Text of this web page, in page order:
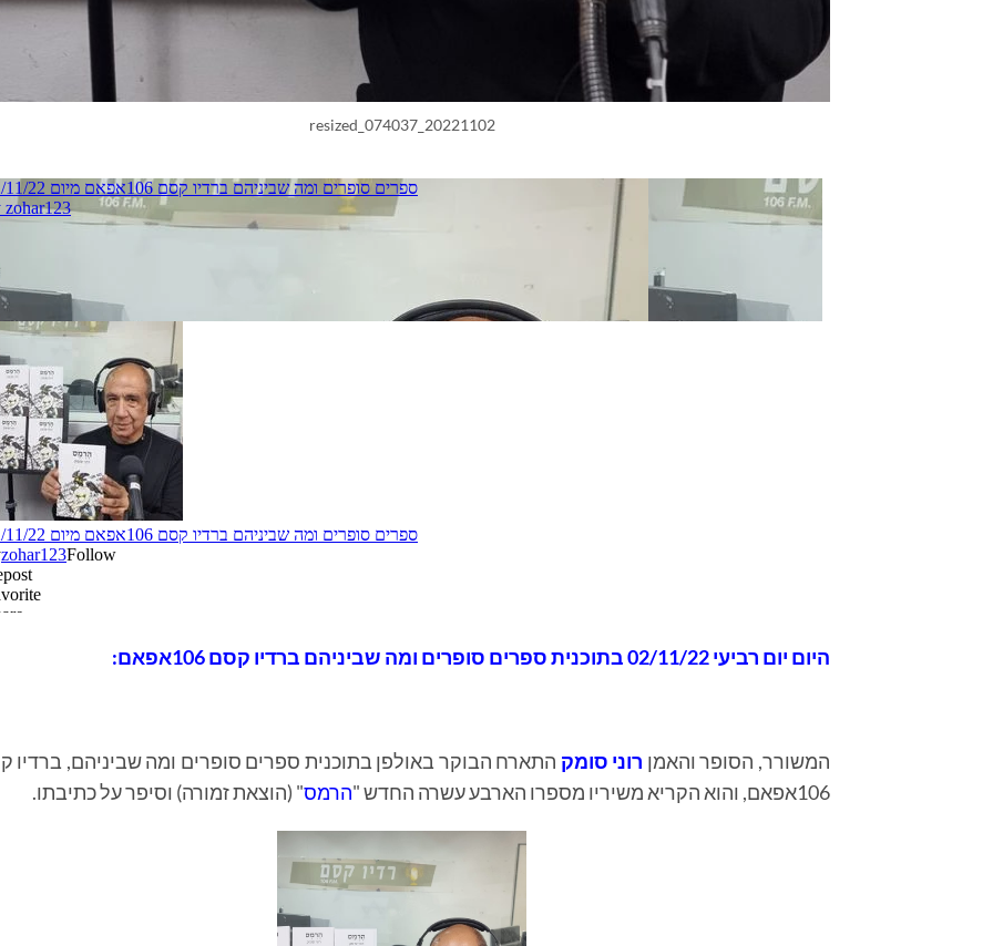
20221102_074037_resized
היום יום רביעי 02/11/22 בתוכנית ספרים סופרים ומה שביניהם ברדיו קסם 106אפאם:
המשורר, הסופר והאמן רוני סומק התארח הבוקר באולפן בתוכנית ספרים סופרים ומה שביניהם, ברדיו
106אפאם, והוא הקריא משיריו מספרו הארבע עשרה החדש "
הרמס" (הוצאת זמורה) וסיפר על כתיבתו.